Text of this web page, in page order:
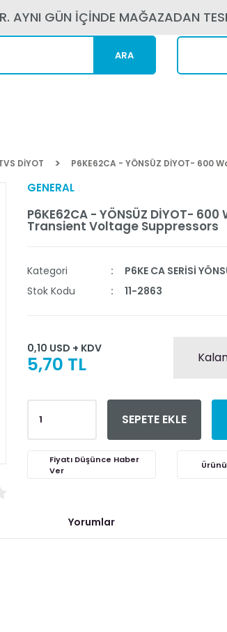
AYNI GÜN İÇİNDE MAĞAZADAN
ARA
DİYOT P6KE62CA - YÖNSÜZ DİYOT-
GENERAL
P6KE62CA - YÖNSÜZ DİYOT-
Transient Voltage Suppressors
Kategori
P6KE CA SERİSİ
Stok Kodu
11-2863
0,10 USD + KDV
5,70 TL
SEPETE EKLE
Fiyatı Düşünce Haber
Ver
Yorumlar